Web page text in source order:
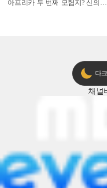
다
채널